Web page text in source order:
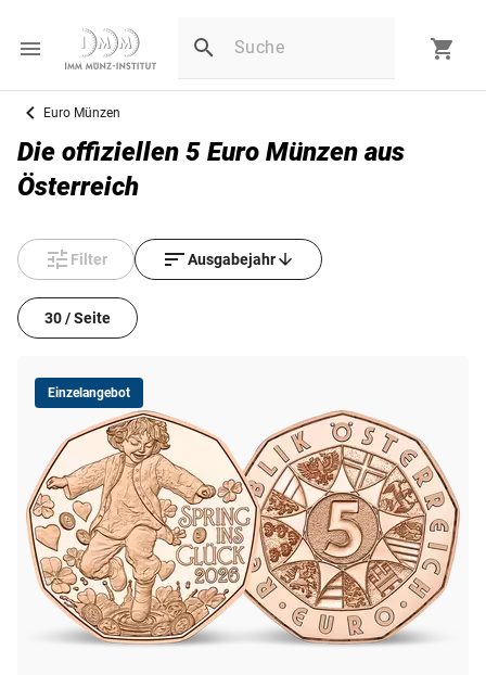
Euro Münzen
Die offiziellen 5 Euro Münzen aus
Österreich
Filter Ausgabejahr
30 / Seite
Einzelangebot